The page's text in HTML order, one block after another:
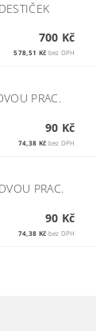
700 Kč
578,51 Kč bez DPH
PRAC.
90 Kč
74,38 Kč bez DPH
PRAC.
90 Kč
74,38 Kč bez DPH